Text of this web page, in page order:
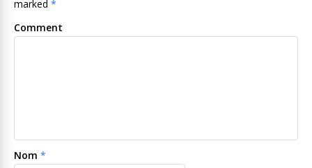
marked *
Comment
Nom *